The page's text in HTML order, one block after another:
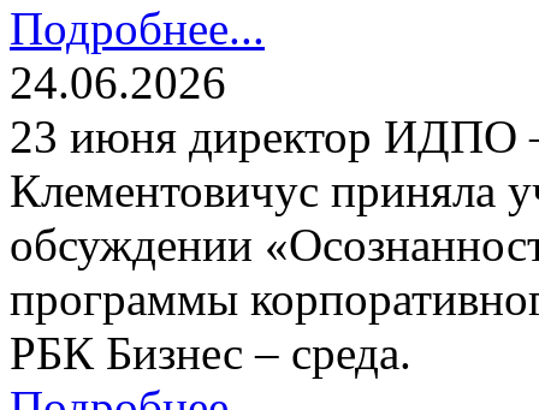
Подробнее...
24.06.2026
23 июня директор
Клементовичус приняла
обсуждении
программы
РБК Бизнес – среда.